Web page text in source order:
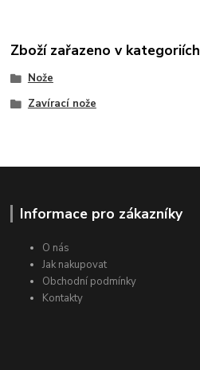
Zboží zařazeno v kategoriích
Nože
Zavírací nože
Informace pro zákazníky
O nás
Jak nakupovat
Obchodní podmínky
Kontakty